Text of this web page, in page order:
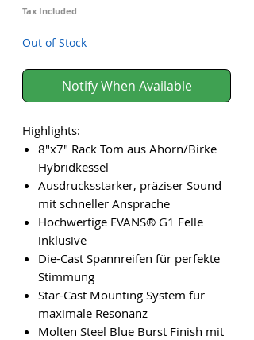
Tax Included
Out of Stock
Notify When Available
Highlights:
8"x7" Rack Tom aus Ahorn/Birke
Hybridkessel
Ausdrucksstarker, präziser Sound
mit schneller Ansprache
Hochwertige EVANS® G1 Felle
inklusive
Die-Cast Spannreifen für perfekte
Stimmung
Star-Cast Mounting System für
maximale Resonanz
Molten Steel Blue Burst Finish mit